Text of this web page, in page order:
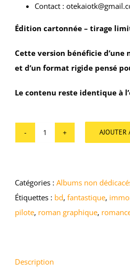
Contact :
Édition cartonnée – tirage
Cette version bénéficie
et d’un format rigide pensé
Le contenu reste identique à
TWO
-
HS01
AJOUTER
Catégories : Albums non
Étiquettes : bd, fantastique,
pilote, roman graphique,
Description